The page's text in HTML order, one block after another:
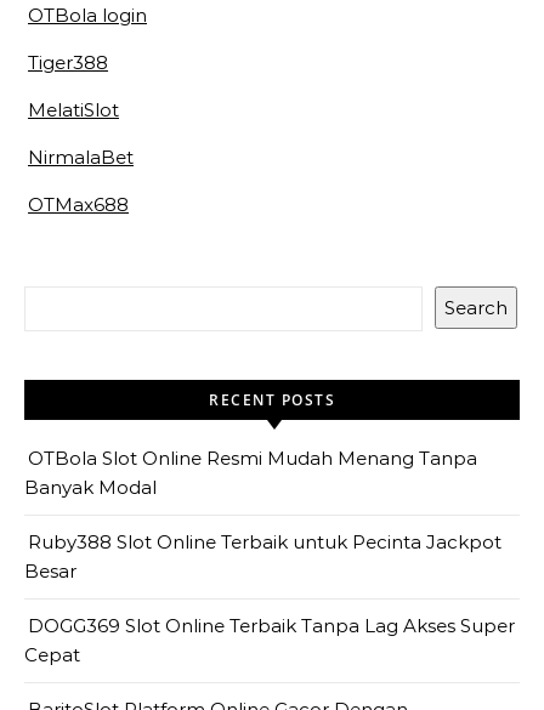
OTBola login
Tiger388
MelatiSlot
NirmalaBet
OTMax688
Search
RECENT POSTS
OTBola Slot Online Resmi Mudah Menang Tanpa
Banyak Modal
Ruby388 Slot Online Terbaik untuk Pecinta Jackpot
Besar
DOGG369 Slot Online Terbaik Tanpa Lag Akses Super
Cepat